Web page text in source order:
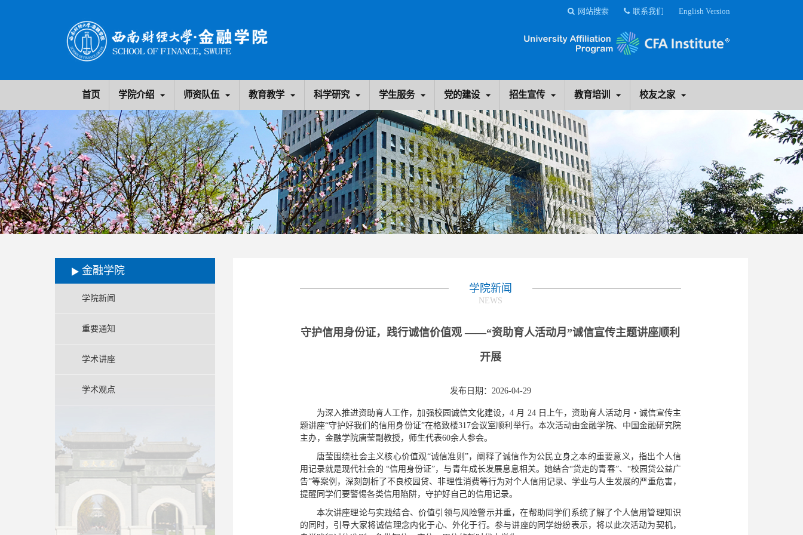
English Version
联系我们
网站搜索
首页 学院介绍 师资队伍 教育教学 科学研究 学生服务 党的建设 招生宣传 教育培训 校友之家
金融学院
学院新闻
重要通知
学术讲座
学术观点
学院新闻
NEWS
守护信用身份证，践行诚信价值观 ——“资助育人活动月”诚信宣传主题讲座顺利
开展
发布日期：2026-04-29
为深入推进资助育人工作，加强校园诚信文化建设，4 月 24 日上午，资助育人活动月・诚信宣传主
题讲座“守护好我们的信用身份证”在格致楼317会议室顺利举行。本次活动由金融学院、中国金融研究院
主办，金融学院唐莹副教授，师生代表60余人参会。
唐莹围绕社会主义核心价值观“诚信准则”，阐释了诚信作为公民立身之本的重要意义，指出个人信
用记录就是现代社会的 “信用身份证”，与青年成长发展息息相关。她结合“贷走的青春”、“校园贷公益广
告”等案例，深刻剖析了不良校园贷、非理性消费等行为对个人信用记录、学业与人生发展的严重危害，
提醒同学们要警惕各类信用陷阱，守护好自己的信用记录。
本次讲座理论与实践结合、价值引领与风险警示并重，在帮助同学们系统了解了个人信用管理知识
的同时，引导大家将诚信理念内化于心、外化于行。参与讲座的同学纷纷表示，将以此次活动为契机，